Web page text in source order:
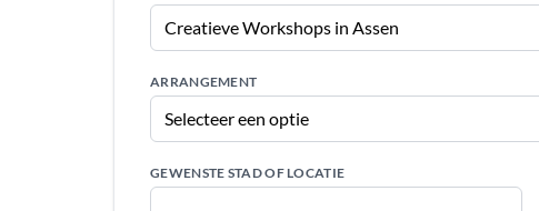
ARRANGEMENT
GEWENSTE STAD OF LOCATIE